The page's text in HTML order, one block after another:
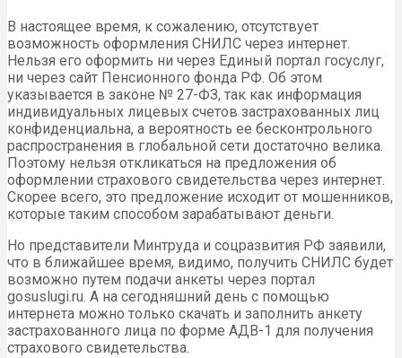
В настоящее время, к сожалению, отсутствует
возможность оформления СНИЛС через интернет.
Нельзя его оформить ни через Единый портал госуслуг,
ни через сайт Пенсионного фонда РФ. Об этом
указывается в законе № 27-ФЗ, так как информация
индивидуальных лицевых счетов застрахованных лиц
конфиденциальна, а вероятность ее бесконтрольного
распространения в глобальной сети достаточно велика.
Поэтому нельзя откликаться на предложения об
оформлении страхового свидетельства через интернет.
Скорее всего, это предложение исходит от мошенников,
которые таким способом зарабатывают деньги.
Но представители Минтруда и соцразвития РФ заявили,
что в ближайшее время, видимо, получить СНИЛС будет
возможно путем подачи анкеты через портал
gosuslugi.ru. А на сегодняшний день с помощью
интернета можно только скачать и заполнить анкету
застрахованного лица по форме АДВ-1 для получения
страхового свидетельства.